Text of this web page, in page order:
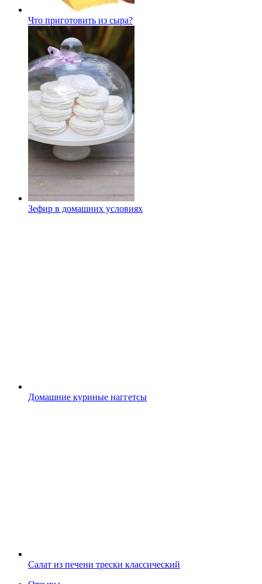
Что приготовить из сыра?
Зефир в домашних условиях
Домашние куриные наггетсы
Салат из печени трески классический